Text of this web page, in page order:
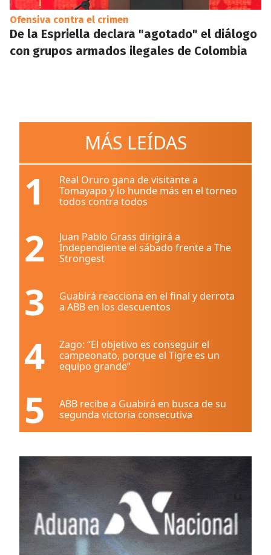
Ofensiva contra el crimen
De la Espriella declara "agotado" el diálogo
con grupos armados ilegales de Colombia
MÁS LEÍDAS
1
Real Oruro gana de visitante a
Tomayapo y lo hunde más en el torneo
todos contra todos
2
Juan Pablo Grass dirigirá a
Independiente el sábado frente a The
Strongest
3
Guabirá reacciona en el final y derrota
a ABB en los descuentos
4
Zago: “El objetivo es conseguir el
campeonato, porque el Tigre es un
equipo grande”
5
ABB recibe a Guabirá en busca de su
segunda victoria consecutiva